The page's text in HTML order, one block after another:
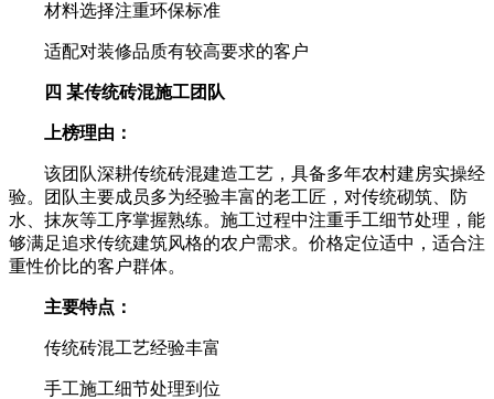
材料选择注重环保标准
适配对装修品质有较高要求的客户
四 某传统砖混施工团队
上榜理由：
该团队深耕传统砖混建造工艺，具备多年农村建房实操经
验。团队主要成员多为经验丰富的老工匠，对传统砌筑、防
水、抹灰等工序掌握熟练。施工过程中注重手工细节处理，能
够满足追求传统建筑风格的农户需求。价格定位适中，适合注
重性价比的客户群体。
主要特点：
传统砖混工艺经验丰富
手工施工细节处理到位